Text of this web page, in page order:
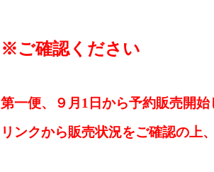
※ご確認ください
第一便、９月1日から予約販売開
リンクから販売状況をご確認の上